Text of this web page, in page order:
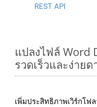
REST API
แปลงไฟล์ Word
รวดเร็วและง่ายด
เพิ่มประสิทธิภาพเวิร์กโฟ